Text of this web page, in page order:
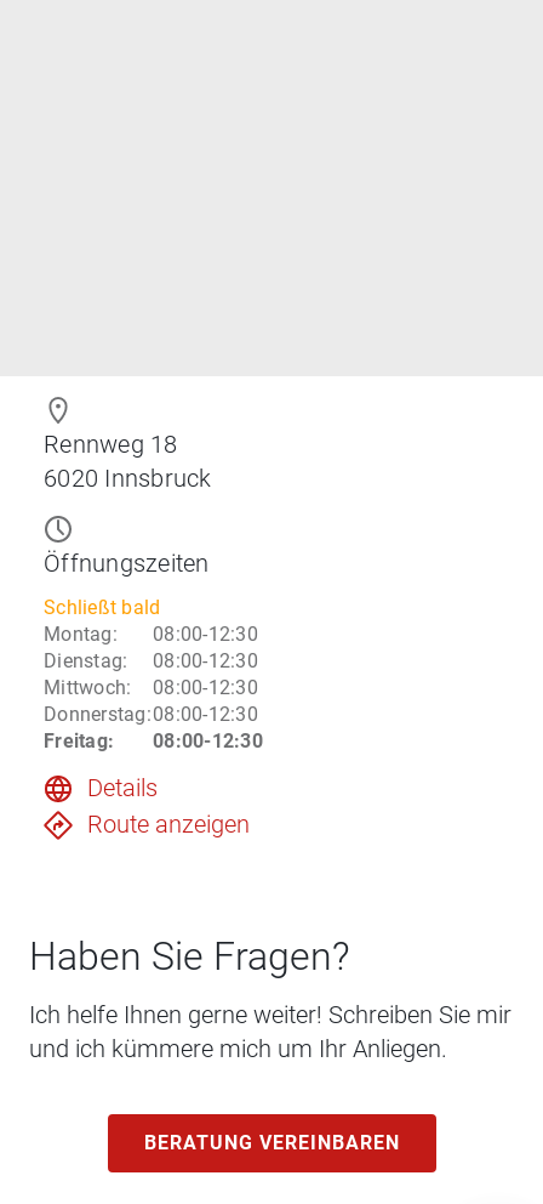
Rennweg 18
6020 Innsbruck
Öffnungszeiten
Schließt bald
Montag:
08:00-12:30
Dienstag:
08:00-12:30
Mittwoch:
08:00-12:30
Donnerstag:08:00-12:30
Freitag: 08:00-12:30
Details
Route anzeigen
Haben Sie Fragen?
Ich helfe Ihnen gerne weiter! Schreiben Sie mir
und ich kümmere mich um Ihr Anliegen.
BERATUNG VEREINBAREN